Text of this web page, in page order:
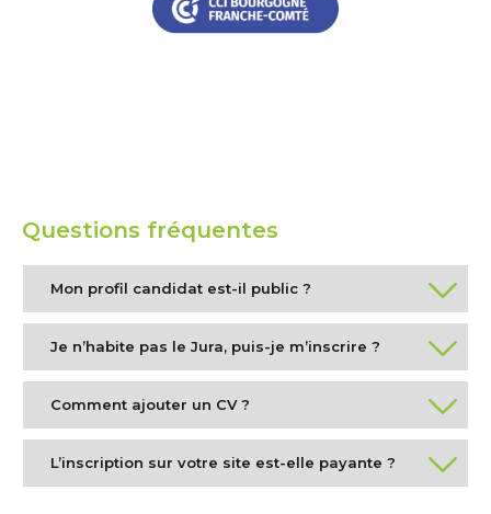
Questions fréquentes
Mon profil candidat est-il public ?
Je n’habite pas le Jura, puis-je m’inscrire ?
Comment ajouter un CV ?
L’inscription sur votre site est-elle payante ?